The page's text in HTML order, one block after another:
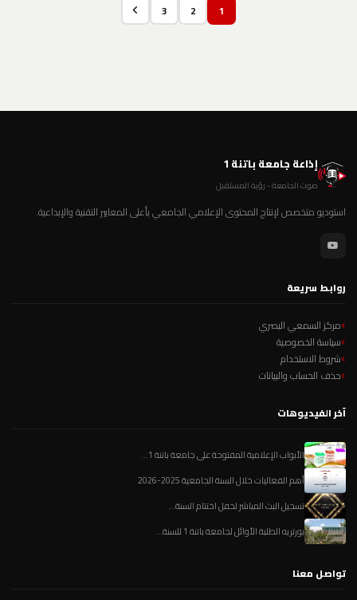
1
2
3
إذاعة جامعة باتنة 1
صوت الجامعة - رؤية المستقبل
استوديو متخصص لإنتاج المحتوى الإعلامي الجامعي بأعلى المعايير التقنية والإبداعية.
روابط سريعة
مركز السمعي البصري
سياسة الخصوصية
شروط الاستخدام
حذف الحساب والبيانات
آخر الفيديوهات
الأبواب الإعلامية المفتوحة على جامعة باتنة 1...
أهم الفعاليات خلال السنة الجامعية 2025-2026
تسجيل البث المباشر لحفل اختتام السنة...
بورتريه الطلبة الأوائل لجامعة باتنة 1 للسنة...
تواصل معنا